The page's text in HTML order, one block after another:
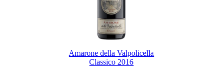
Amarone della Valpolicella
Classico 2016